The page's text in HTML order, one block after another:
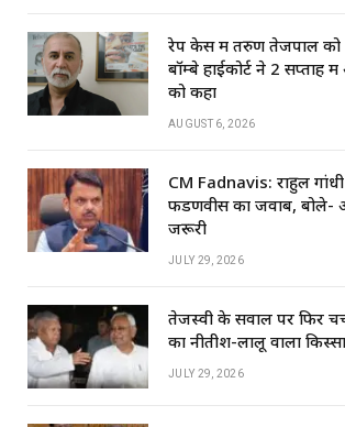
रेप केस में तरुण तेजपाल को
बॉम्बे हाईकोर्ट ने 2 सप्ताह
को कहा
AUGUST 6, 2026
CM Fadnavis: राहुल
फडणवीस का जवाब, बोले-
जरूरी
JULY 29, 2026
तेजस्वी के सवाल पर फिर
का नीतीश-लालू वाला किस्सा
JULY 29, 2026